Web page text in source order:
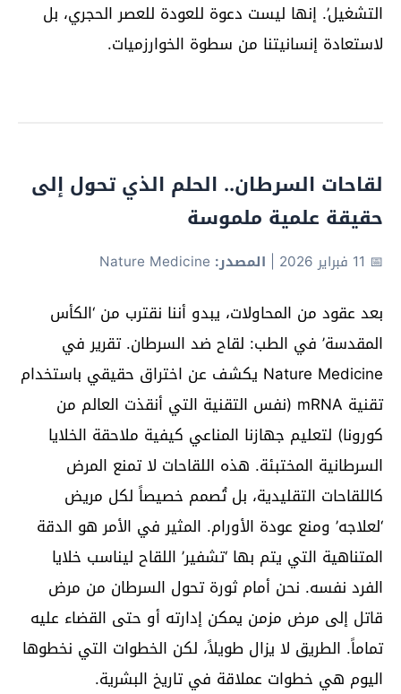
التشغيل’. إنها ليست دعوة للعودة للعصر الحجري، بل
لاستعادة إنسانيتنا من سطوة الخوارزميات.
لقاحات السرطان.. الحلم الذي تحول إلى
حقيقة علمية ملموسة
📅 11 فبراير 2026 | المصدر:
بعد عقود من المحاولات، يبدو أننا نقترب من ‘الكأس
المقدسة’ في الطب: لقاح ضد السرطان. تقرير في
Nature Medicine يكشف عن اختراق حقيقي باستخدام
تقنية mRNA (نفس التقنية التي أنقذت العالم من
كورونا) لتعليم جهازنا المناعي كيفية ملاحقة الخلايا
السرطانية المختبئة. هذه اللقاحات لا تمنع المرض
كاللقاحات التقليدية، بل تُصمم خصيصاً لكل مريض
‘لعلاجه’ ومنع عودة الأورام. المثير في الأمر هو الدقة
المتناهية التي يتم بها ‘تشفير’ اللقاح ليناسب خلايا
الفرد نفسه. نحن أمام ثورة تحول السرطان من مرض
قاتل إلى مرض مزمن يمكن إدارته أو حتى القضاء عليه
تماماً. الطريق لا يزال طويلاً، لكن الخطوات التي نخطوها
اليوم هي خطوات عملاقة في تاريخ البشرية.